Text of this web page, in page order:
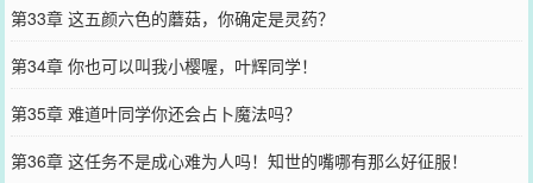
第33章 这五颜六色的蘑菇，你确定是灵药？
第34章 你也可以叫我小樱喔，叶辉同学！
第35章 难道叶同学你还会占卜魔法吗？
第36章 这任务不是成心难为人吗！知世的嘴哪有那么好征服！